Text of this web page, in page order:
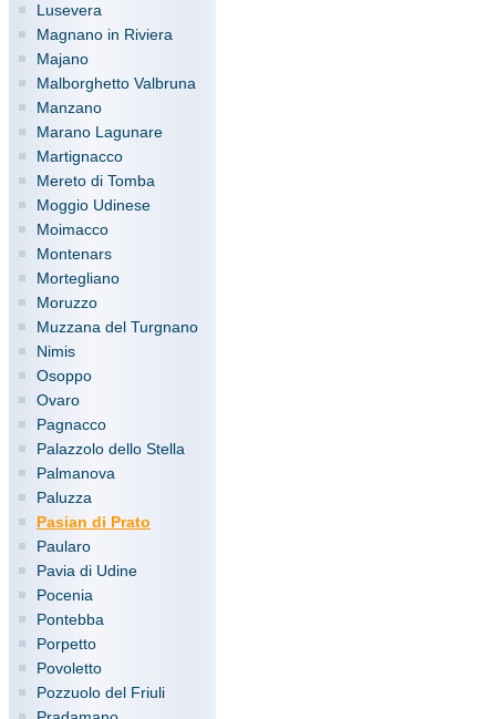
Lusevera
Magnano in Riviera
Majano
Malborghetto Valbruna
Manzano
Marano Lagunare
Martignacco
Mereto di Tomba
Moggio Udinese
Moimacco
Montenars
Mortegliano
Moruzzo
Muzzana del Turgnano
Nimis
Osoppo
Ovaro
Pagnacco
Palazzolo dello Stella
Palmanova
Paluzza
Pasian di Prato
Paularo
Pavia di Udine
Pocenia
Pontebba
Porpetto
Povoletto
Pozzuolo del Friuli